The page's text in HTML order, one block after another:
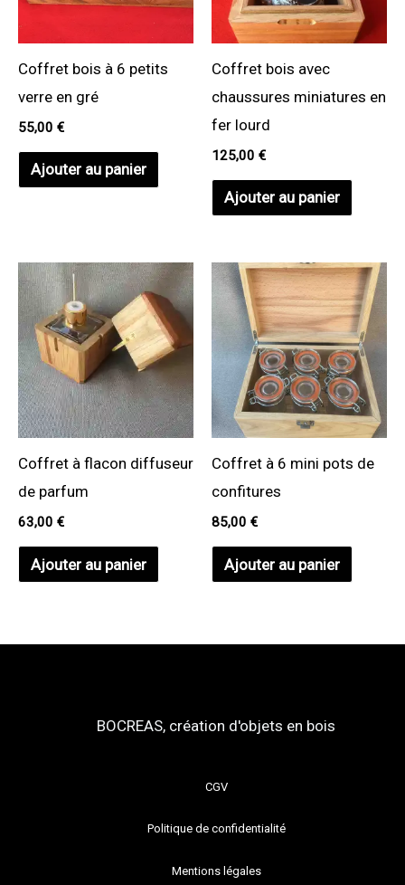
Coffret bois à 6 petits
verre en gré
55,00 €
Ajouter au panier
Coffret bois avec
chaussures miniatures en
fer lourd
125,00 €
Ajouter au panier
Coffret à flacon diffuseur
de parfum
63,00 €
Ajouter au panier
Coffret à 6 mini pots de
confitures
85,00 €
Ajouter au panier
BOCREAS, création d'objets en bois
CGV
Politique de confidentialité
Mentions légales